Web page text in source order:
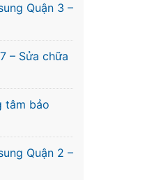
Quận 3 –
– Sửa chữa
tâm bảo
Quận 2 –